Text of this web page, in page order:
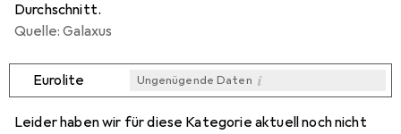
Durchschnitt.
Quelle: Galaxus
Eurolite Ungenügende Daten i
Leider haben wir für diese Kategorie aktuell noch nicht